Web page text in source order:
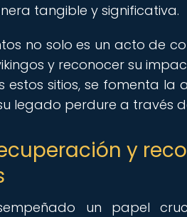
tangible y significativa.
no solo es un acto de
y reconocer su
estos sitios, se fomenta
legado perdure a través
y
un papel